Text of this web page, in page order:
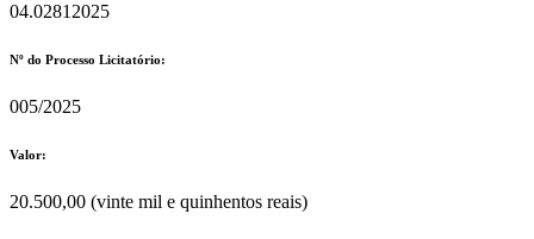
04.02812025
Nº do Processo Licitatório:
005/2025
Valor:
20.500,00 (vinte mil e quinhentos reais)